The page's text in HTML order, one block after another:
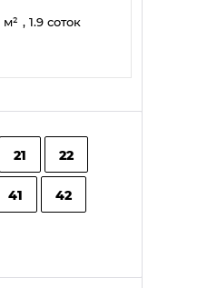
м² , 1.9 соток
21 22
41 42